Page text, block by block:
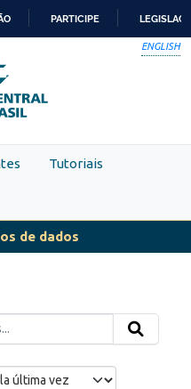
PARTICIPE
ENGLISH
Tutoriais
de dados